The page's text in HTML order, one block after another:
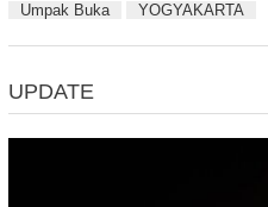
Umpak Buka
YOGYAKARTA
UPDATE